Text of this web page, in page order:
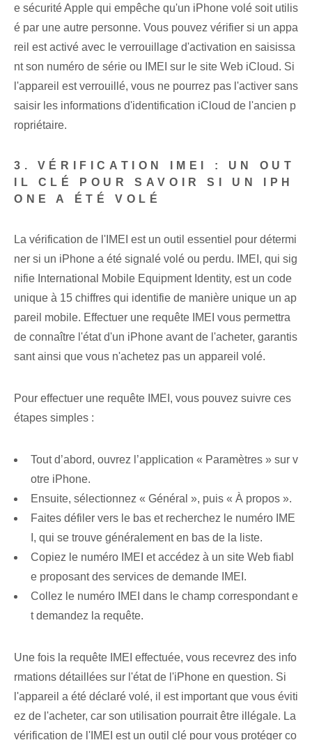
e sécurité Apple qui empêche qu'un iPhone volé soit utilis
é par une autre personne. Vous pouvez vérifier si un appa
reil est activé avec le verrouillage d'activation en saisissa
nt son numéro de série ou IMEI sur le site Web iCloud. Si
l'appareil est verrouillé, vous ne pourrez pas l'activer sans
saisir les informations d'identification iCloud de l'ancien p
ropriétaire.
3. VÉRIFICATION IMEI : UN OUT
IL CLÉ POUR SAVOIR SI UN IPH
ONE A ÉTÉ VOLÉ
La vérification de l'IMEI est un outil essentiel pour détermi
ner si un iPhone a été signalé volé ou perdu. IMEI, qui sig
nifie International Mobile Equipment Identity, est un code
unique à 15 chiffres qui identifie de manière unique un ap
pareil mobile. Effectuer une requête IMEI vous permettra
de connaître l'état d'un iPhone avant de l'acheter, garantis
sant ainsi que vous n'achetez pas un appareil volé.
Pour effectuer une requête IMEI, vous pouvez suivre ces
étapes simples :
Tout d’abord, ouvrez l’application « Paramètres » sur v
otre iPhone.
Ensuite, sélectionnez « Général », puis « À propos ».
Faites défiler vers le bas et recherchez le numéro IME
I, qui se trouve généralement en bas de la liste.
Copiez le numéro IMEI et accédez à un site Web fiabl
e proposant des services de demande IMEI.
Collez le numéro IMEI dans le champ correspondant e
t demandez la requête.
Une fois la requête IMEI effectuée, vous recevrez des info
rmations détaillées sur l'état de l'iPhone en question. Si
l'appareil a été déclaré volé, il est important que vous éviti
ez de l'acheter, car son utilisation pourrait être illégale. La
vérification de l'IMEI est un outil clé pour vous protéger co